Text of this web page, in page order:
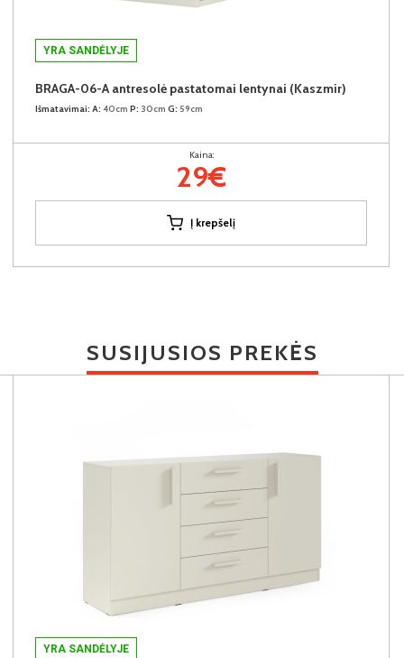
YRA SANDĖLYJE
BRAGA-06-A antresolė pastatomai lentynai (Kaszmir)
Išmatavimai: A: 40cm P: 30cm G: 59cm
Kaina:
29€
Į krepšelį
SUSIJUSIOS PREKĖS
YRA SANDĖLYJE